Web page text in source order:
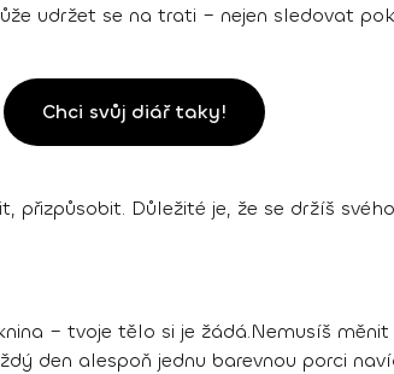
udržet se na trati – nejen sledovat
Chci svůj diář taky!
přizpůsobit. Důležité je, že se držíš
– tvoje tělo si je žádá.Nemusíš
den alespoň jednu barevnou porci